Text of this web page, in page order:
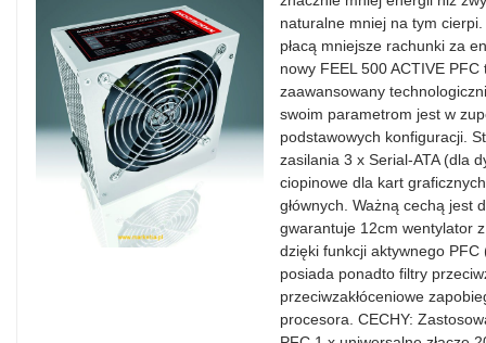
naturalne mniej na tym
płacą mniejsze rachunki za
nowy FEEL 500 ACTIVE
zaawansowany
swoim parametrom jest w
podstawowych konfiguracji.
zasilania 3 x Serial-ATA (dla
ciopinowe dla kart
głównych. Ważną cechą jest
gwarantuje 12cm wentylator
dzięki funkcji aktywnego PFC
posiada ponadto filtry
przeciwzakłóceniowe
procesora. CECHY: